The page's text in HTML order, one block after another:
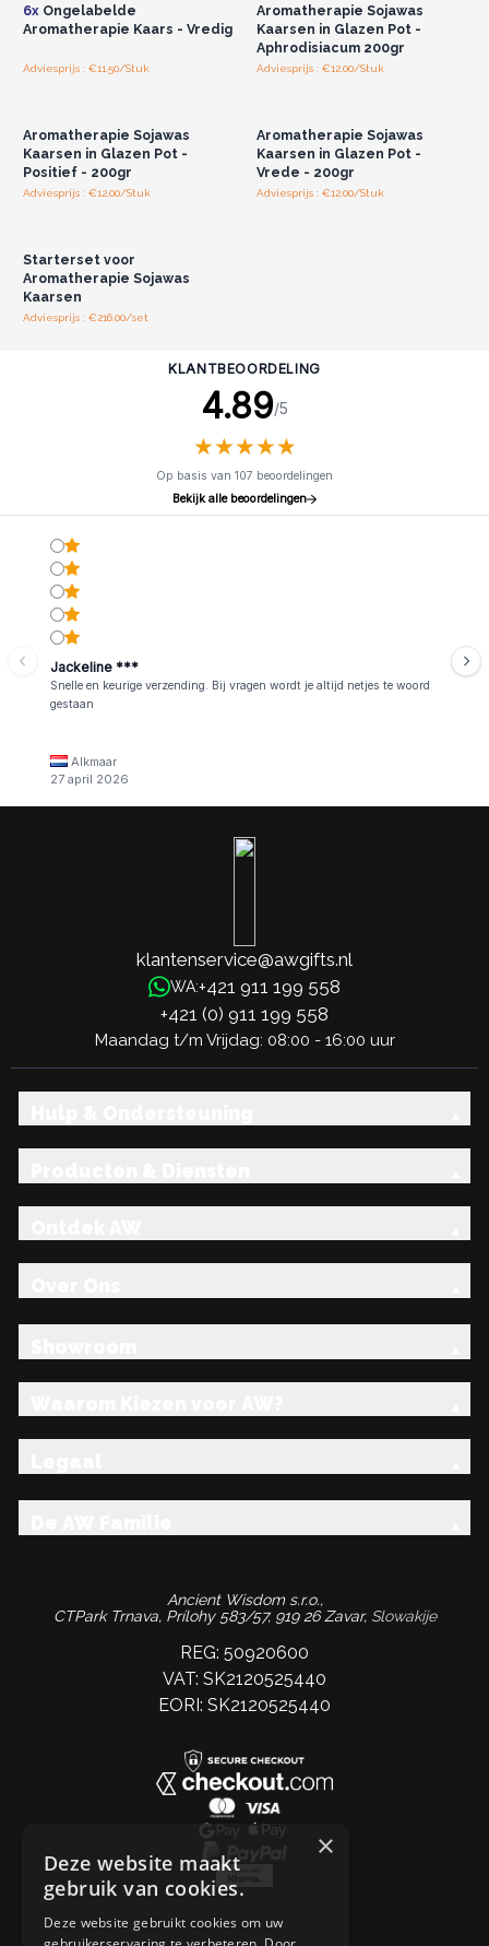
6xOngelabelde
Aromatherapie Kaars - Vredig
Adviesprijs : €11.50/Stuk
Aromatherapie Sojawas
Kaarsen in Glazen Pot -
Aphrodisiacum 200gr
Adviesprijs : €12.00/Stuk
Aromatherapie Sojawas
Kaarsen in Glazen Pot -
Positief - 200gr
Adviesprijs : €12.00/Stuk
Aromatherapie Sojawas
Kaarsen in Glazen Pot -
Vrede - 200gr
Adviesprijs : €12.00/Stuk
Starterset voor
Aromatherapie Sojawas
Kaarsen
Adviesprijs : €216.00/set
KLANTBEOORDELING
4.89/5
★★★★★
★★★★★
Op basis van 107 beoordelingen
Bekijk alle beoordelingen
Jackeline ***
Snelle en keurige verzending. Bij vragen wordt je altijd netjes te woord
gestaan
Alkmaar
27 april 2026
klantenservice@awgifts.nl
WA:+421 911 199 558
+421 (0) 911 199 558
Maandag t/m Vrijdag: 08:00 - 16:00 uur
Ancient Wisdom s.r.o.,
CTPark Trnava, Prílohy 583/57, 919 26 Zavar, Slowakije
REG: 50920600
VAT: SK2120525440
EORI: SK2120525440
×
Deze website maakt
gebruik van cookies.
Deze website gebruikt cookies om uw